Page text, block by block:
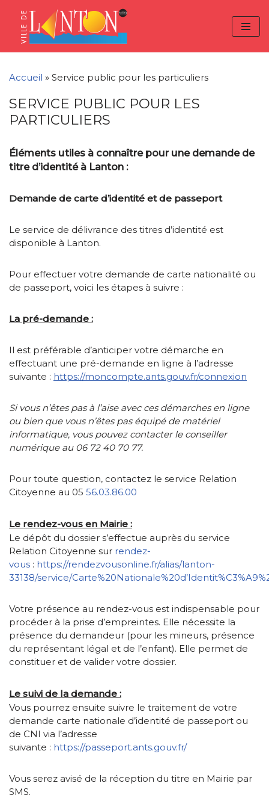
Content
navigation
Aller
Accueil » Service public pour les particuliers
SERVICE PUBLIC POUR LES
PARTICULIERS
Éléments utiles à connaître pour une demande de
titre d’identité à Lanton :
Demande de carte d’identité et de passeport
Le service de délivrance des titres d’identité est
disponible à Lanton.
Pour effectuer votre demande de carte nationalité ou
de passeport, voici les étapes à suivre :
La pré-demande :
Il est préférable d’anticiper votre démarche en
effectuant une pré-demande en ligne à l’adresse
suivante : https://moncompte.ants.gouv.fr/connexion
Si vous n’êtes pas à l’aise avec ces démarches en ligne
ou bien que vous n’êtes pas équipé de matériel
informatique, vous pouvez contacter le conseiller
numérique au 06 72 40 70 77.
Pour toute question, contactez le service Relation
Citoyenne au 05 56.03.86.00
Le rendez-vous en Mairie :
Le dépôt du dossier s’effectue auprès du service
Relation Citoyenne sur rendez-
vous : https://rendezvousonline.fr/alias/lanton-
33138/service/
Votre présence au rendez-vous est indispensable pour
procéder à la prise d’empreintes. Elle nécessite la
présence du demandeur (pour les mineurs, présence
du représentant légal et de l’enfant). Elle permet de
constituer et de valider votre dossier.
Le suivi de la demande :
Vous pourrez ensuite suivre le traitement de votre
demande carte nationale d’identité de passeport ou
de CNI via l’adresse
suivante : https://passeport.ants.gouv.fr/
Vous serez avisé de la réception du titre en Mairie par
SMS.
Panneau de gestion des cookies